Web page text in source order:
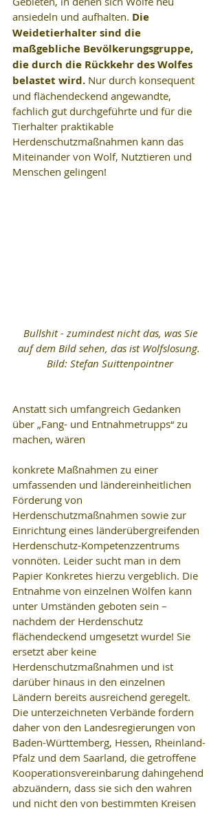
ansiedeln und aufhalten. Die
Weidetierhalter sind die
maßgebliche Bevölkerungsgruppe,
die durch die Rückkehr des Wolfes
belastet wird. Nur durch konsequent
und flächendeckend angewandte,
fachlich gut durchgeführte und für die
Tierhalter praktikable
Herdenschutzmaßnahmen kann das
Miteinander von Wolf, Nutztieren und
Menschen gelingen!
auf dem Bild sehen, das ist Wolfslosung.
Bild: Stefan Suittenpointner
Anstatt sich umfangreich Gedanken
über „Fang- und Entnahmetrupps“ zu
machen, wären
konkrete Maßnahmen zu einer
umfassenden und ländereinheitlichen
Förderung von
Herdenschutzmaßnahmen sowie zur
Einrichtung eines länderübergreifenden
Herdenschutz-Kompetenzzentrums
vonnöten. Leider sucht man in dem
Papier Konkretes hierzu vergeblich. Die
Entnahme von einzelnen Wölfen kann
unter Umständen geboten sein –
nachdem der Herdenschutz
flächendeckend umgesetzt wurde! Sie
ersetzt aber keine
Herdenschutzmaßnahmen und ist
darüber hinaus in den einzelnen
Ländern bereits ausreichend geregelt.
Die unterzeichneten Verbände fordern
daher von den Landesregierungen von
Baden-Württemberg, Hessen, Rheinland-
Pfalz und dem Saarland, die getroffene
Kooperationsvereinbarung dahingehend
abzuändern, dass sie sich den wahren
und nicht den von bestimmten Kreisen